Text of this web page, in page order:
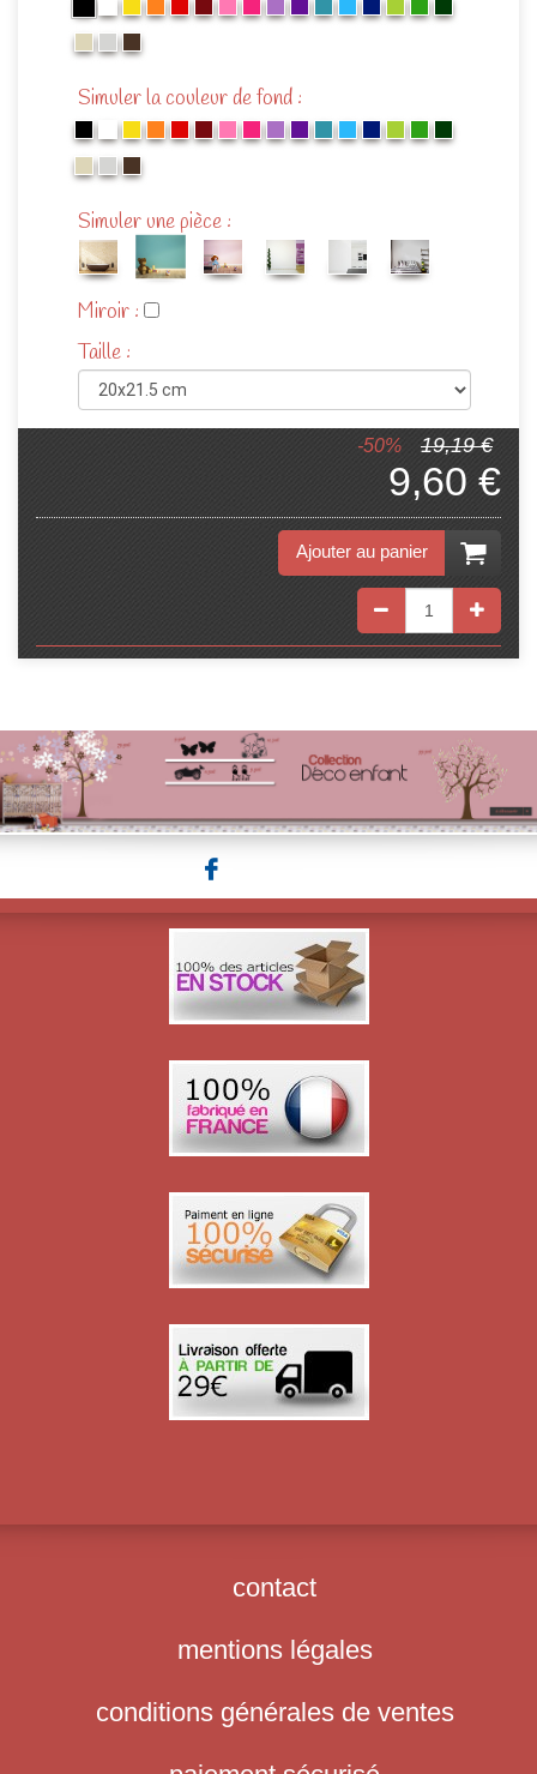
Simuler la couleur de fond :
Simuler une pièce :
Miroir :
Taille :
-50% 19,19 €
9,60 €
Ajouter au panier
contact
mentions légales
conditions générales de ventes